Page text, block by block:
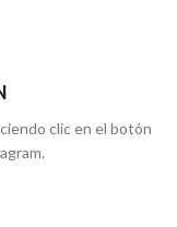
clic en el botón